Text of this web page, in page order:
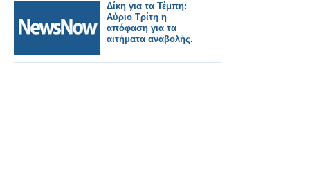
Δίκη για τα Τέμπη:
Αύριο Τρίτη η
απόφαση για τα
αιτήματα αναβολής.